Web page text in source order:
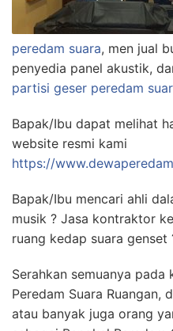
peredam suara, men jual
penyedia panel akustik,
partisi geser peredam
Bapak/Ibu dapat melihat
website resmi kami
https://
Bapak/Ibu mencari ahli
musik ? Jasa kontraktor
ruang kedap suara genset
Serahkan semuanya pada
Peredam Suara Ruangan,
atau banyak juga orang